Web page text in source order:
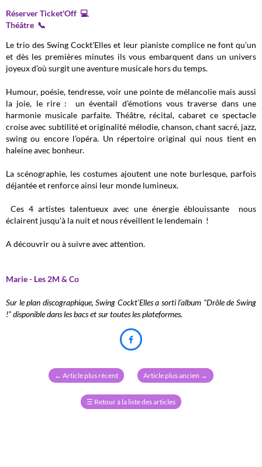
Réserver Ticket'Off 💻
Théâtre 📞
Le trio des Swing Cockt'Elles et leur pianiste complice ne font qu’un
et dès les premières minutes ils vous embarquent dans un univers
joyeux d’où surgit une aventure musicale hors du temps.
Humour, poésie, tendresse, voir une pointe de mélancolie mais aussi
la joie, le rire : un éventail d’émotions vous traverse dans une
harmonie musicale parfaite. Théâtre, récital, cabaret ce spectacle
croise avec subtilité et originalité mélodie, chanson, chant sacré, jazz,
swing ou encore l’opéra. Un répertoire original qui nous tient en
haleine avec bonheur.
La scénographie, les costumes ajoutent une note burlesque, parfois
déjantée et renforce ainsi leur monde lumineux.
Ces 4 artistes talentueux avec une énergie éblouissante nous
éclairent jusqu’à la nuit et nous réveillent le lendemain !
A découvrir ou à suivre avec attention.
Marie - Les 2M & Co
Sur le plan discographique, Swing Cockt’Elles a sorti l’album "Drôle de Swing
!" disponible dans les bacs et sur toutes les plateformes.

← Article plus récent Article plus ancien →
☰ Retour à la liste des articles